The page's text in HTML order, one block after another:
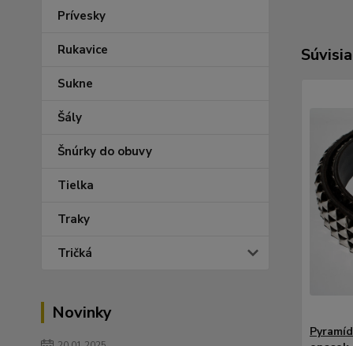
Prívesky
Rukavice
Sukne
Šály
Šnúrky do obuvy
Tielka
Traky
Tričká
Novinky